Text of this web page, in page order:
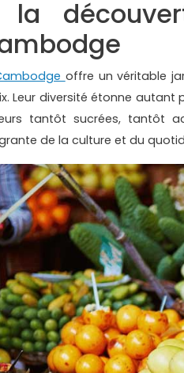
la
offre un véritable
Leur diversité étonne
tantôt sucrées, tantôt
de la culture et du